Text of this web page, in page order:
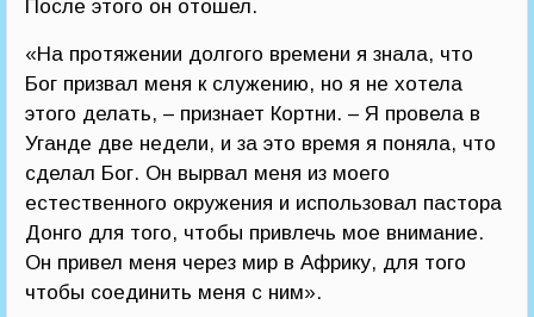
После этого он отошел.
«На протяжении долгого времени я знала, что
Бог призвал меня к служению, но я не хотела
этого делать, – признает Кортни. – Я провела в
Уганде две недели, и за это время я поняла, что
сделал Бог. Он вырвал меня из моего
естественного окружения и использовал пастора
Донго для того, чтобы привлечь мое внимание.
Он привел меня через мир в Африку, для того
чтобы соединить меня с ним».